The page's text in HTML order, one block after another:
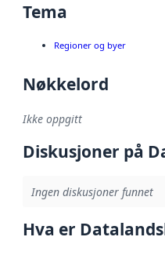
Tema
Regioner og byer
Nøkkelord
Ikke oppgitt
Diskusjoner på
Ingen diskusjoner funnet
Hva er